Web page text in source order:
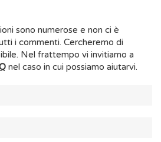
sono numerose e non ci è
i commenti. Cercheremo di
Nel frattempo vi invitiamo a
nel caso in cui possiamo aiutarvi.